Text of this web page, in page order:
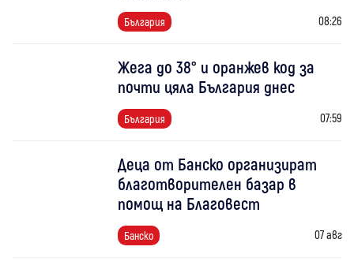
България 08:26
Жега до 38° и оранжев код за
почти цяла България днес
България 07:59
Деца от Банско организират
благотворителен базар в
помощ на Благовест
Банско 07 авг